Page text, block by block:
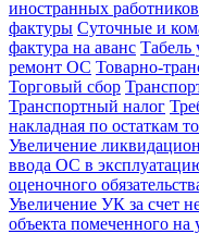
иностранных работников
фактуры Суточные и
фактура на аванс Табель
ремонт ОС Товарно-
Торговый сбор
Транспортный налог
накладная по остаткам
Увеличение
ввода ОС в
оценочного
Увеличение УК за счет
объекта помеченного на